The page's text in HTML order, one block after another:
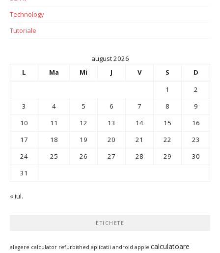
Technology
Tutoriale
august 2026
L
Ma Mi J V S
D
1
2
3
4 5 6 7 8
9
10
11 12 13 14 15
16
17
18 19 20 21 22
23
24
25 26 27 28 29
30
31
« iul.
ETICHETE
alegere calculator refurbished aplicatii android apple calculatoare